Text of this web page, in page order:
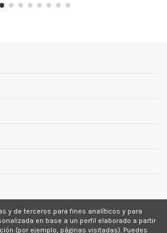
y de terceros para fines analíticos y para
en base a un perfil elaborado a partir
(por ejemplo, páginas visitadas). Puedes